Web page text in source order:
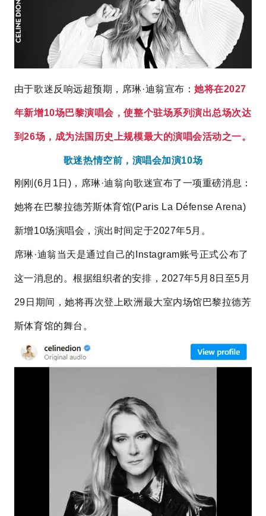
由于歌迷反响远超预期， 席琳·迪翁宣布：她将在2027
年新增10场巴黎演唱会，使整个驻场系列演出总场次达
到26场，成为法国历史上规模最大的演唱会活动之一。
歌迷热情空前，演唱会加演10场
刚刚 (6月1日 ) ，席琳·迪翁向歌迷宣布了一项重磅消息：
她将在巴黎拉德芳斯体育馆(Paris La Défense Arena)
新增10场演唱会，演出时间定于2027年5月。
席琳·迪翁当天是通过自己的Instagram账号正式公布了
这一消息的。根据组织者的安排，2027年5月8日至5月
29日期间，她将再次登上欧洲最大室内场馆巴黎拉德芳
斯体育馆的舞台。